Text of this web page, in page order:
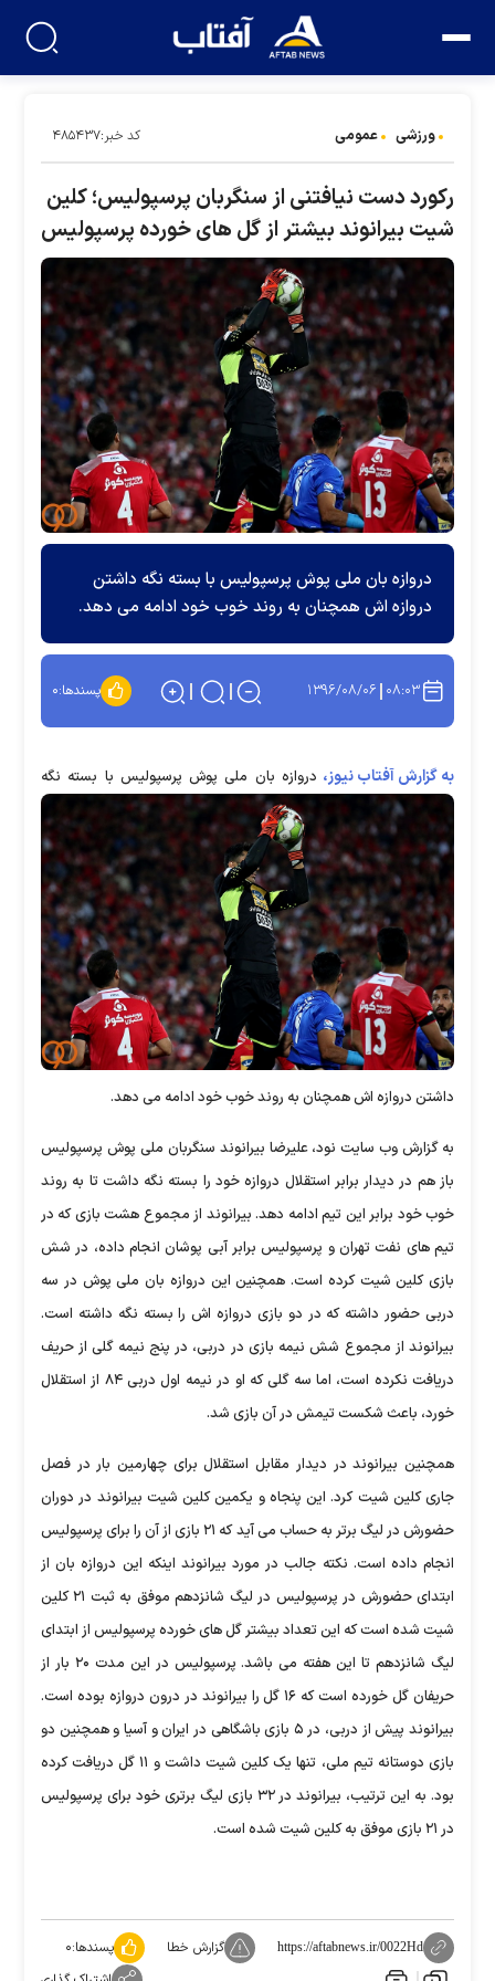
ورزشی عمومی کد خبر:۴۸۵۴۳۷
رکورد دست نیافتنی از سنگربان پرسپولیس؛ کلین
شیت بیرانوند بیشتر از گل های خورده پرسپولیس
دروازه بان ملی پوش پرسپولیس با بسته نگه داشتن
دروازه اش همچنان به روند خوب خود ادامه می دهد.
۰۸:۰۳ ۱۳۹۶/۰۸/۰۶ پسندها:۰
به گزارش آفتاب نیوز، دروازه بان ملی پوش پرسپولیس با بسته نگه
داشتن دروازه اش همچنان به روند خوب خود ادامه می دهد.
به گزارش وب سایت نود، علیرضا بیرانوند سنگربان ملی پوش پرسپولیس
باز هم در دیدار برابر استقلال دروازه خود را بسته نگه داشت تا به روند
خوب خود برابر این تیم ادامه دهد. بیرانوند از مجموع هشت بازی که در
تیم های نفت تهران و پرسپولیس برابر آبی پوشان انجام داده، در شش
بازی کلین شیت کرده است. همچنین این دروازه بان ملی پوش در سه
دربی حضور داشته که در دو بازی دروازه اش را بسته نگه داشته است.
بیرانوند از مجموع شش نیمه بازی در دربی، در پنج نیمه گلی از حریف
دریافت نکرده است، اما سه گلی که او در نیمه اول دربی ۸۴ از استقلال
خورد، باعث شکست تیمش در آن بازی شد.
همچنین بیرانوند در دیدار مقابل استقلال برای چهارمین بار در فصل
جاری کلین شیت کرد. این پنجاه و یکمین کلین شیت بیرانوند در دوران
حضورش در لیگ برتر به حساب می آید که ۲۱ بازی از آن را برای پرسپولیس
انجام داده است. نکته جالب در مورد بیرانوند اینکه این دروازه بان از
ابتدای حضورش در پرسپولیس در لیگ شانزدهم موفق به ثبت ۲۱ کلین
شیت شده است که این تعداد بیشتر گل های خورده پرسپولیس از ابتدای
لیگ شانزدهم تا این هفته می باشد. پرسپولیس در این مدت ۲۰ بار از
حریفان گل خورده است که ۱۶ گل را بیرانوند در درون دروازه بوده است.
بیرانوند پیش از دربی، در ۵ بازی باشگاهی در ایران و آسیا و همچنین دو
بازی دوستانه تیم ملی، تنها یک کلین شیت داشت و ۱۱ گل دریافت کرده
بود. به این ترتیب، بیرانوند در ۳۲ بازی لیگ برتری خود برای پرسپولیس
در ۲۱ بازی موفق به کلین شیت شده است.
https://aftabnews.ir/0022Hd گزارش خطا پسندها:۰